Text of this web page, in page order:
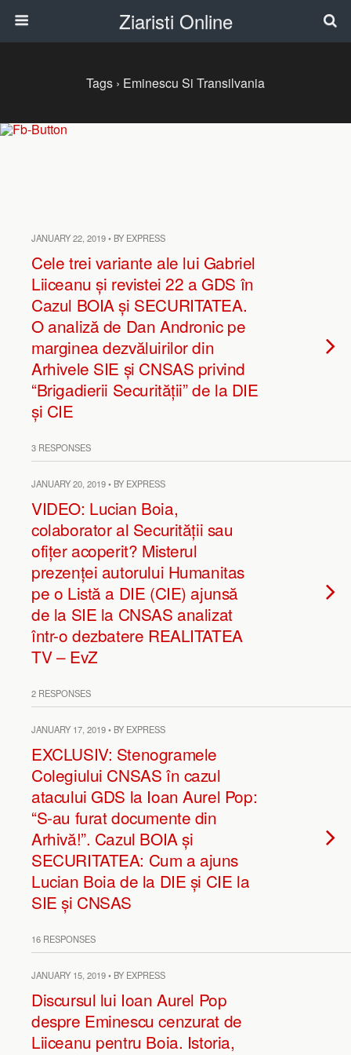
Ziaristi Online
Tags › Eminescu Si Transilvania
JANUARY 22, 2019 • BY EXPRESS
Cele trei variante ale lui Gabriel
Liiceanu și revistei 22 a GDS în
Cazul BOIA și SECURITATEA.
O analiză de Dan Andronic pe
marginea dezvăluirilor din
Arhivele SIE și CNSAS privind
“Brigadierii Securității” de la DIE
și CIE
3 RESPONSES
JANUARY 20, 2019 • BY EXPRESS
VIDEO: Lucian Boia,
colaborator al Securității sau
ofițer acoperit? Misterul
prezenței autorului Humanitas
pe o Listă a DIE (CIE) ajunsă
de la SIE la CNSAS analizat
într-o dezbatere REALITATEA
TV – EvZ
2 RESPONSES
JANUARY 17, 2019 • BY EXPRESS
EXCLUSIV: Stenogramele
Colegiului CNSAS în cazul
atacului GDS la Ioan Aurel Pop:
“S-au furat documente din
Arhivă!”. Cazul BOIA și
SECURITATEA: Cum a ajuns
Lucian Boia de la DIE și CIE la
SIE și CNSAS
16 RESPONSES
JANUARY 15, 2019 • BY EXPRESS
Discursul lui Ioan Aurel Pop
despre Eminescu cenzurat de
Liiceanu pentru Boia. Istoria,